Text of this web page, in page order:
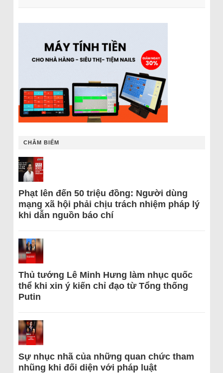
CHÂM BIẾM
Phạt lên đến 50 triệu đồng: Người dùng
mạng xã hội phải chịu trách nhiệm pháp lý
khi dẫn nguồn báo chí
Thủ tướng Lê Minh Hưng làm nhục quốc
thể khi xin ý kiến chỉ đạo từ Tổng thống
Putin
Sự nhục nhã của những quan chức tham
nhũng khi đối diện với pháp luật